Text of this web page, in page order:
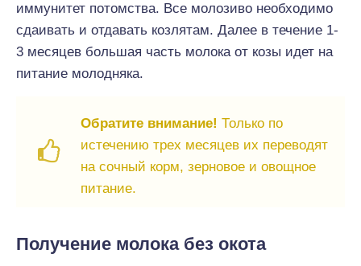
иммунитет потомства. Все молозиво необходимо
сдаивать и отдавать козлятам. Далее в течение 1-
3 месяцев большая часть молока от козы идет на
питание молодняка.
Обратите внимание! Только по
истечению трех месяцев их переводят
на сочный корм, зерновое и овощное
питание.
Получение молока без окота